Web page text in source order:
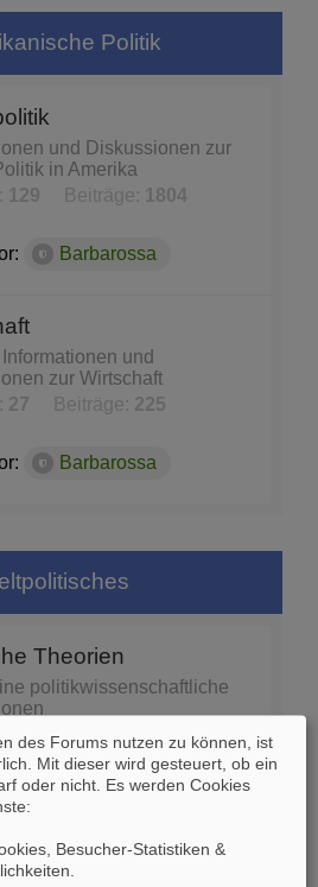
Politik
und Diskussionen zur
in Amerika
129 Beiträge: 1804
Barbarossa
und
zur Wirtschaft
27 Beiträge: 225
Barbarossa
Theorien
politikwissenschaftliche
74 Beiträge:1453
Barbarossa
Politik - Organisationen
des Forums nutzen zu können, ist
Mit dieser wird gesteuert, ob ein
oder nicht. Es werden Cookies
Besucher-Statistiken &